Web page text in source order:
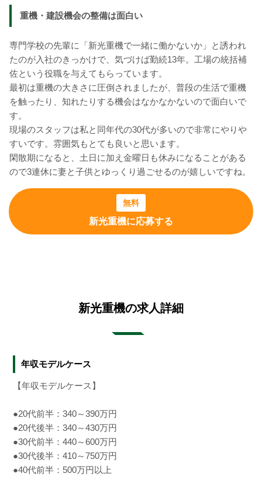
重機・建設機会の整備は面白い
専門学校の先輩に「新光重機で一緒に働かないか」と誘われ
たのが入社のきっかけで、気づけば勤続13年。工場の統括補
佐という役職を与えてもらっています。
最初は重機の大きさに圧倒されましたが、普段の生活で重機
を触ったり、知れたりする機会はなかなかないので面白いで
す。
現場のスタッフは私と同年代の30代が多いので非常にやりや
すいです。雰囲気もとても良いと思います。
閑散期になると、土日に加え金曜日も休みになることがある
ので3連休に妻と子供とゆっくり過ごせるのが嬉しいですね。
無料
新光重機に応募する
新光重機の求人詳細
年収モデルケース
【年収モデルケース】
●20代前半：340～390万円
●20代後半：340～430万円
●30代前半：440～600万円
●30代後半：410～750万円
●40代前半：500万円以上